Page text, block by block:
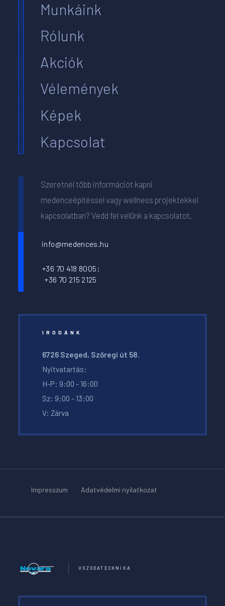
Munkáink
Rólunk
Akciók
Vélemények
Képek
Kapcsolat
Szeretnél több információt kapni
medenceépítéssel vagy wellness projektekkel
kapcsolatban? Vedd fel velünk a kapcsolatot.
info@medences.hu
+36 70 418 8005;
+36 70 215 2125
IRODÁNK
6726 Szeged, Szőregi út 58.
Nyitvatartás:
H-P: 9:00 - 16:00
Sz: 9:00 - 13:00
V: Zárva
Impresszum Adatvédelmi nyilatkozat
USZODATECHNIKA